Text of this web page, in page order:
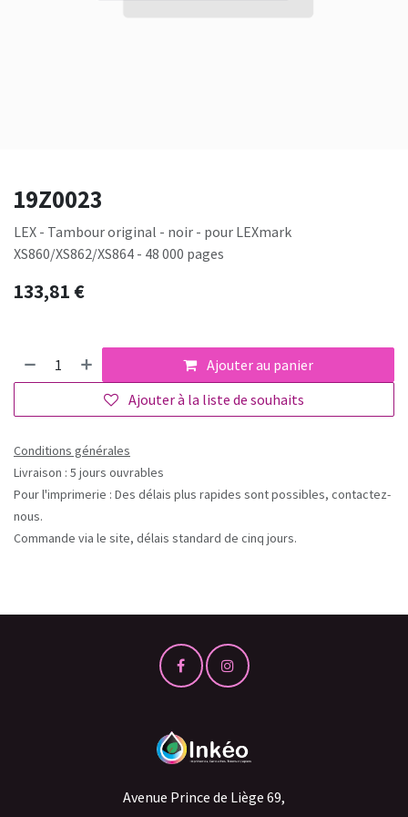
19Z0023
LEX - Tambour original - noir - pour LEXmark
XS860/XS862/XS864 - 48 000 pages
133,81€
Ajouter au panier
Ajouter à la liste de souhaits
Conditions générales
Livraison : 5 jours ouvrables
Pour l'imprimerie : Des délais plus rapides sont possibles, contactez-
nous.
Commande via le site, délais standard de cinq jours.
Avenue Prince de Liège 69,